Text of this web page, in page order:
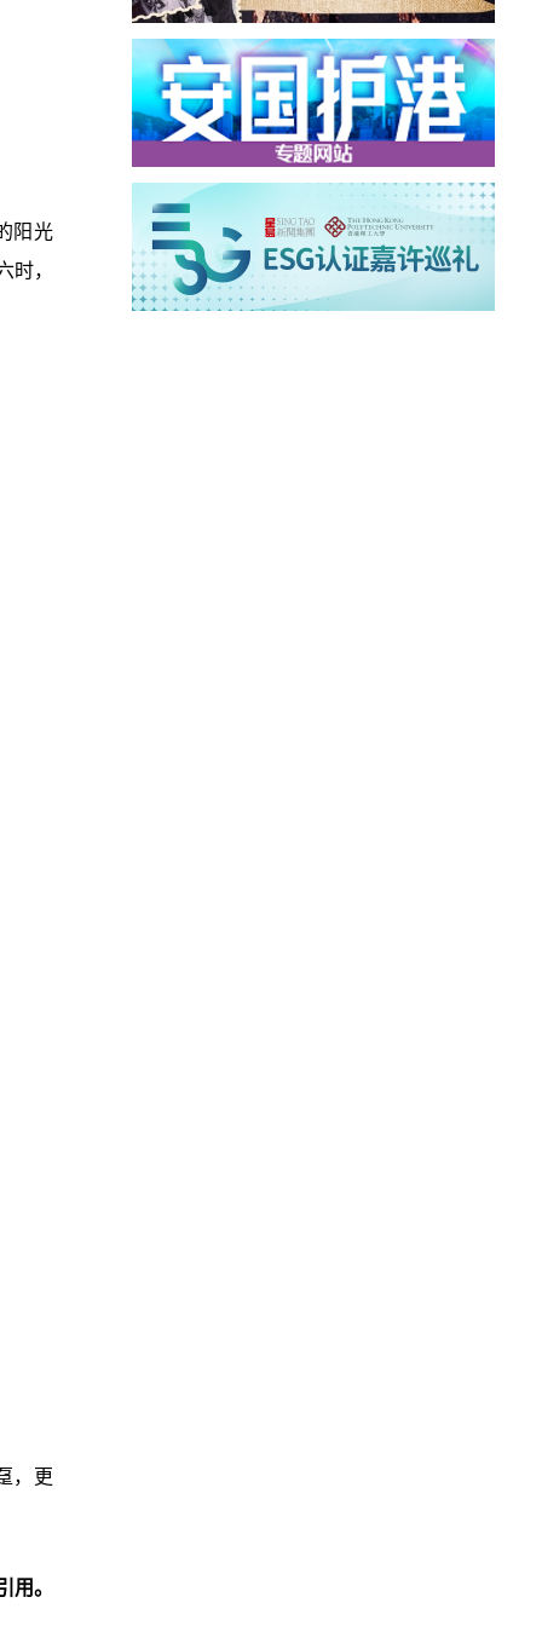
阳光
时，
，更
用。